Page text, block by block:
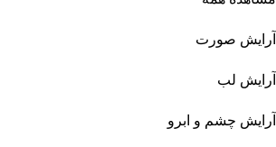
آرایش صورت
آرایش لب
آرایش چشم و ابرو